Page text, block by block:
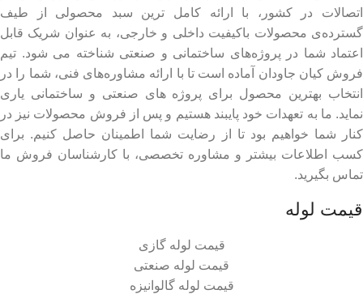
اتصالات در کشور، با ارائه کامل ترین سبد محصولی از طیف
گسترده‌‌ی محصولات باکیفیت داخلی و خارجی، به عنوان شریک قابل
اعتماد شما در پروژه‌های ساختمانی و صنعتی شناخته می شود. تیم
فروش کیان جاودان آماده است تا با ارائه مشاوره‌های فنی، شما را در
انتخاب بهترین محصول برای پروژه های صنعتی و ساختمانی یاری
نماید. ما به تعهدات خود پایبند هستیم و پس از فروش محصولات نیز در
کنار شما خواهیم بود تا از رضایت شما اطمینان حاصل کنیم. برای
کسب اطلاعات بیشتر و مشاوره تخصصی، با کارشناسان فروش ما
تماس بگیرید.
قیمت لوله
قیمت لوله گازی
قیمت لوله صنعتی
قیمت لوله گالوانیزه